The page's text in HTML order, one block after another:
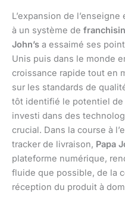
L’expansion de
à un système de
John’s a essaimé ses
Unis puis dans le monde
croissance rapide tout en
sur les standards de
tôt identifié le potentiel de
investi dans des
crucial. Dans la course à
tracker de livraison, Papa
plateforme numérique,
fluide que possible, de la
réception du produit à